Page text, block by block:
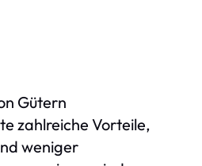
Gütern
zahlreiche Vorteile,
weniger